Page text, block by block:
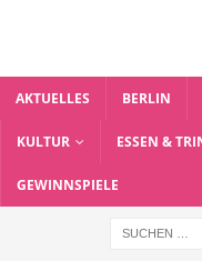
AKTUELLES BERLIN
KULTUR ESSEN &
GEWINNSPIELE